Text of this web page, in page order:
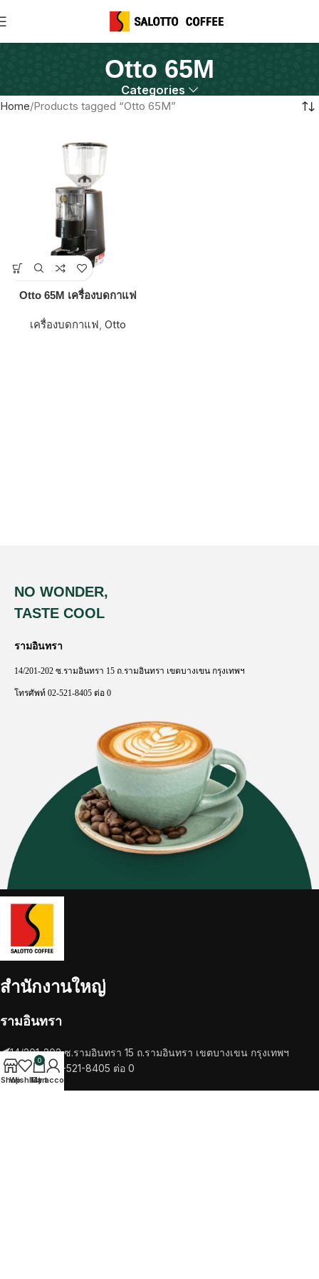
Otto 65M
Categories
Home Products tagged “Otto 65M”
Otto 65M เครื่องบดกาแฟ
เครื่องบดกาแฟ, Otto
NO WONDER,
TASTE COOL
รามอินทรา
14/201-202 ซ.รามอินทรา 15 ถ.รามอินทรา เขตบางเขน กรุงเทพฯ
โทรศัพท์ 02-521-8405 ต่อ 0
สำนักงานใหญ่
รามอินทรา
14/201-202 ซ.รามอินทรา 15 ถ.รามอินทรา เขตบางเขน กรุงเทพฯ
โทรศัพท์ 02-521-8405 ต่อ 0
Shop
Wishlist
0
Cart
My account